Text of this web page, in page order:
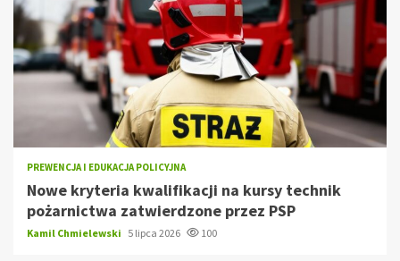
PREWENCJA I EDUKACJA POLICYJNA
Nowe kryteria kwalifikacji na kursy technik
pożarnictwa zatwierdzone przez PSP
Kamil Chmielewski 5 lipca 2026 100